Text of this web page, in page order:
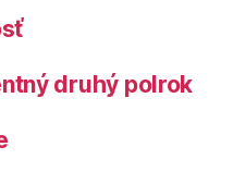
druhý polrok